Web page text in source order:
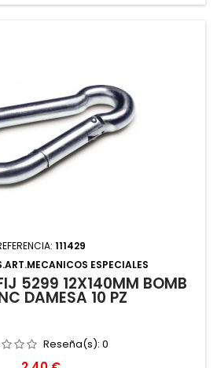
111429
ESPECIALES
5299 12X140MM BOMB
DAMESA 10 PZ
Reseña(s): 0